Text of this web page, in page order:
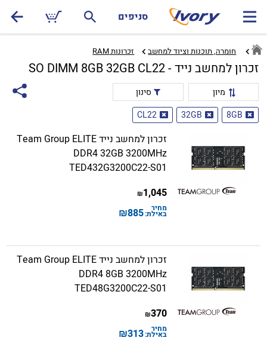
סניפים
חומרה, תוכנות וציוד למחשב זכרונות RAM‏
זכרון למחשב נייד - SO DIMM 8GB 32GB CL22
מיון
סינון
8GB
32GB
CL22
זכרון למחשב נייד Team Group ELITE
DDR4 32GB 3200MHz
TED432G3200C22-S01
1,045
₪
מחיר
באילת:885
₪
זכרון למחשב נייד Team Group ELITE
DDR4 8GB 3200MHz
TED48G3200C22-S01
370
₪
מחיר
באילת:313
₪